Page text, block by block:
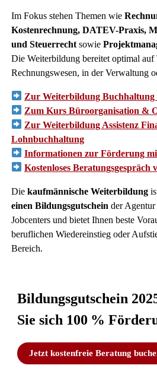
Im Fokus stehen Themen wie
Kostenrechnung, DATEV-Praxis,
und Steuerrechtsowie
Die Weiterbildung bereitet optimal
Rechnungswesen, in der Verwaltung
Zur Weiterbildung Buchhaltung
Zum Kurs Büroorganisation &
Zur Weiterbildung Assistenz
Lohnbuchhaltung
Informationen zur Förderung
Kostenloses Beratungsgespräch
Die kaufmännische Weiterbildung
einen Bildungsgutschein der
Jobcenters und bietet Ihnen beste
beruflichen Wiedereinstieg oder
Bereich.
Bildungsgutschein
Sie sich 100 %
Jetzt kostenfreie Beratung